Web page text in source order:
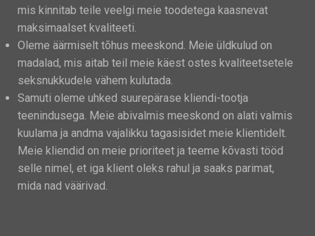
mis kinnitab teile veelgi meie toodetega kaasnevat
maksimaalset kvaliteeti.
Oleme äärmiselt tõhus meeskond. Meie üldkulud on
madalad, mis aitab teil meie käest ostes kvaliteetsetele
seksnukkudele vähem kulutada.
Samuti oleme uhked suurepärase kliendi-tootja
teenindusega. Meie abivalmis meeskond on alati valmis
kuulama ja andma vajalikku tagasisidet meie klientidelt.
Meie kliendid on meie prioriteet ja teeme kõvasti tööd
selle nimel, et iga klient oleks rahul ja saaks parimat,
mida nad väärivad.